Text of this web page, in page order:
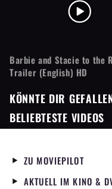
Barbie and Stacie to the
Trailer (English) HD
KÖNNTE DIR
BELIEBTESTE VIDEOS
ZU MOVIEPILOT
AKTUELL IM KINO &